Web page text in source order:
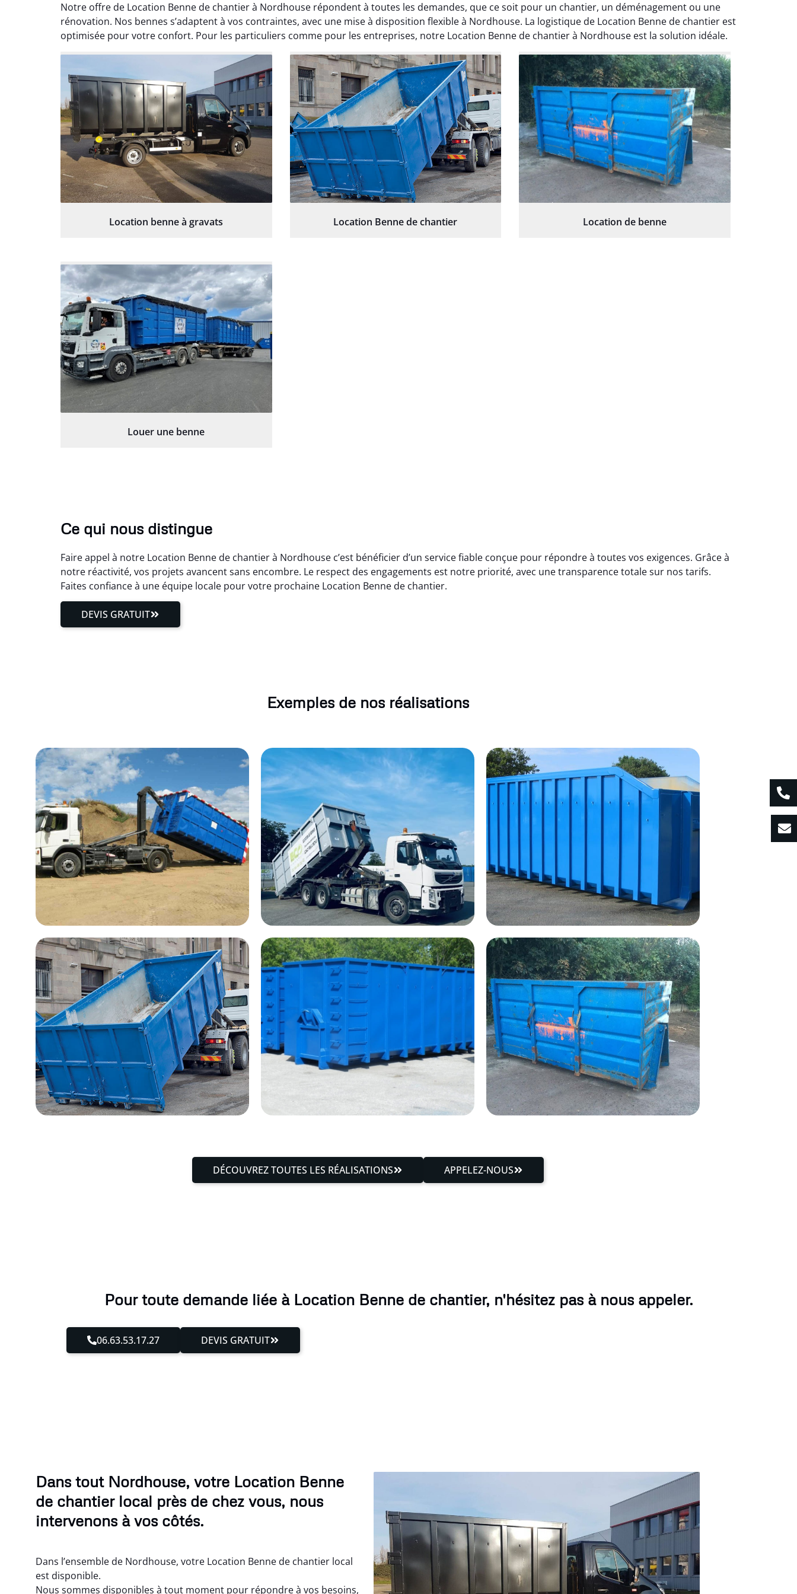
Notre offre de Location Benne de chantier à Nordhouse répondent à toutes les demandes, que ce soit pour un chantier, un déménagement ou une
rénovation. Nos bennes s’adaptent à vos contraintes, avec une mise à disposition flexible à Nordhouse. La logistique de Location Benne de chantier est
optimisée pour votre confort. Pour les particuliers comme pour les entreprises, notre Location Benne de chantier à Nordhouse est la solution idéale.
Location benne à gravats Location Benne de chantier Location de benne
Louer une benne
Ce qui nous distingue
Faire appel à notre Location Benne de chantier à Nordhouse c’est bénéficier d’un service fiable conçue pour répondre à toutes vos exigences. Grâce à
notre réactivité, vos projets avancent sans encombre. Le respect des engagements est notre priorité, avec une transparence totale sur nos tarifs.
Faites confiance à une équipe locale pour votre prochaine Location Benne de chantier.
DEVIS GRATUIT
Exemples de nos réalisations
DÉCOUVREZ TOUTES LES RÉALISATIONS APPELEZ-NOUS
Pour toute demande liée à Location Benne de chantier, n'hésitez pas à nous appeler.
06.63.53.17.27 DEVIS GRATUIT
Dans tout Nordhouse, votre Location Benne
de chantier local près de chez vous, nous
intervenons à vos côtés.
Dans l’ensemble de Nordhouse, votre Location Benne de chantier local
est disponible.
Nous sommes disponibles à tout moment pour répondre à vos besoins,